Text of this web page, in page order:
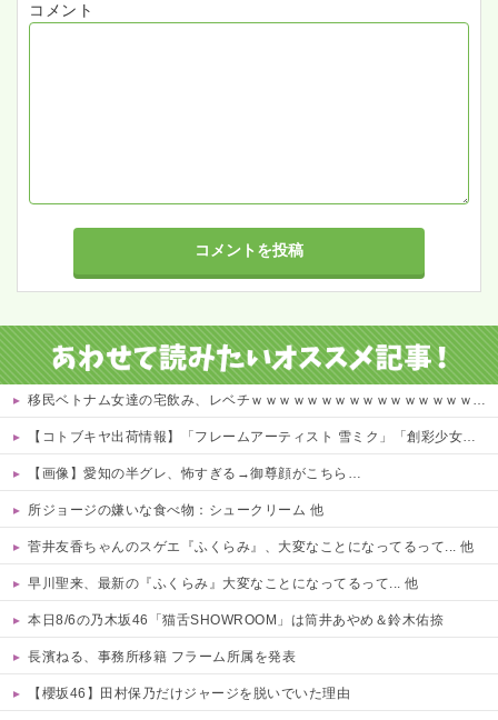
コメント
移民ベトナム女達の宅飲み、レベチｗｗｗｗｗｗｗｗｗｗｗｗｗｗｗｗｗｗｗｗｗｗｗｗ
【コトブキヤ出荷情報】「フレームアーティスト 雪ミク」「創彩少女庭園 早乙女 瑠衣【桃桜高校・競泳水着】」プラモデルほか【発売日決定】
【画像】愛知の半グレ、怖すぎる→御尊顔がこちら…
所ジョージの嫌いな食べ物：シュークリーム 他
菅井友香ちゃんのスゲエ『ふくらみ』、大変なことになってるって... 他
早川聖来、最新の『ふくらみ』大変なことになってるって... 他
本日8/6の乃木坂46「猫舌SHOWROOM」は筒井あやめ＆鈴木佑捺
長濱ねる、事務所移籍 フラーム所属を発表
【櫻坂46】田村保乃だけジャージを脱いでいた理由